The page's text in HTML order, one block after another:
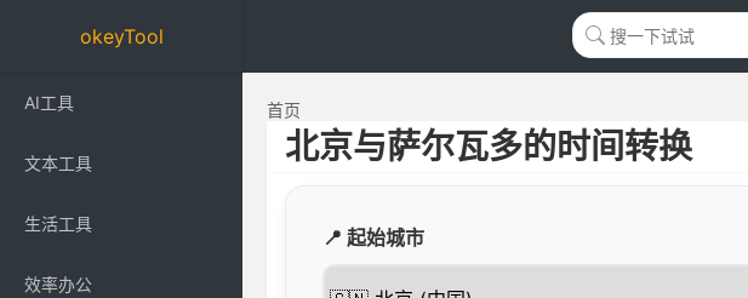
okeyTool
AI工具
文本工具
生活工具
效率办公
首页
北京与萨尔瓦多的时间转换
📍 起始城市